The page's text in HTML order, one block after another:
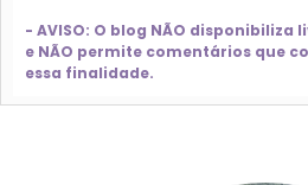
- AVISO: O blog NÃO disponibiliza
e NÃO permite comentários que
essa finalidade.